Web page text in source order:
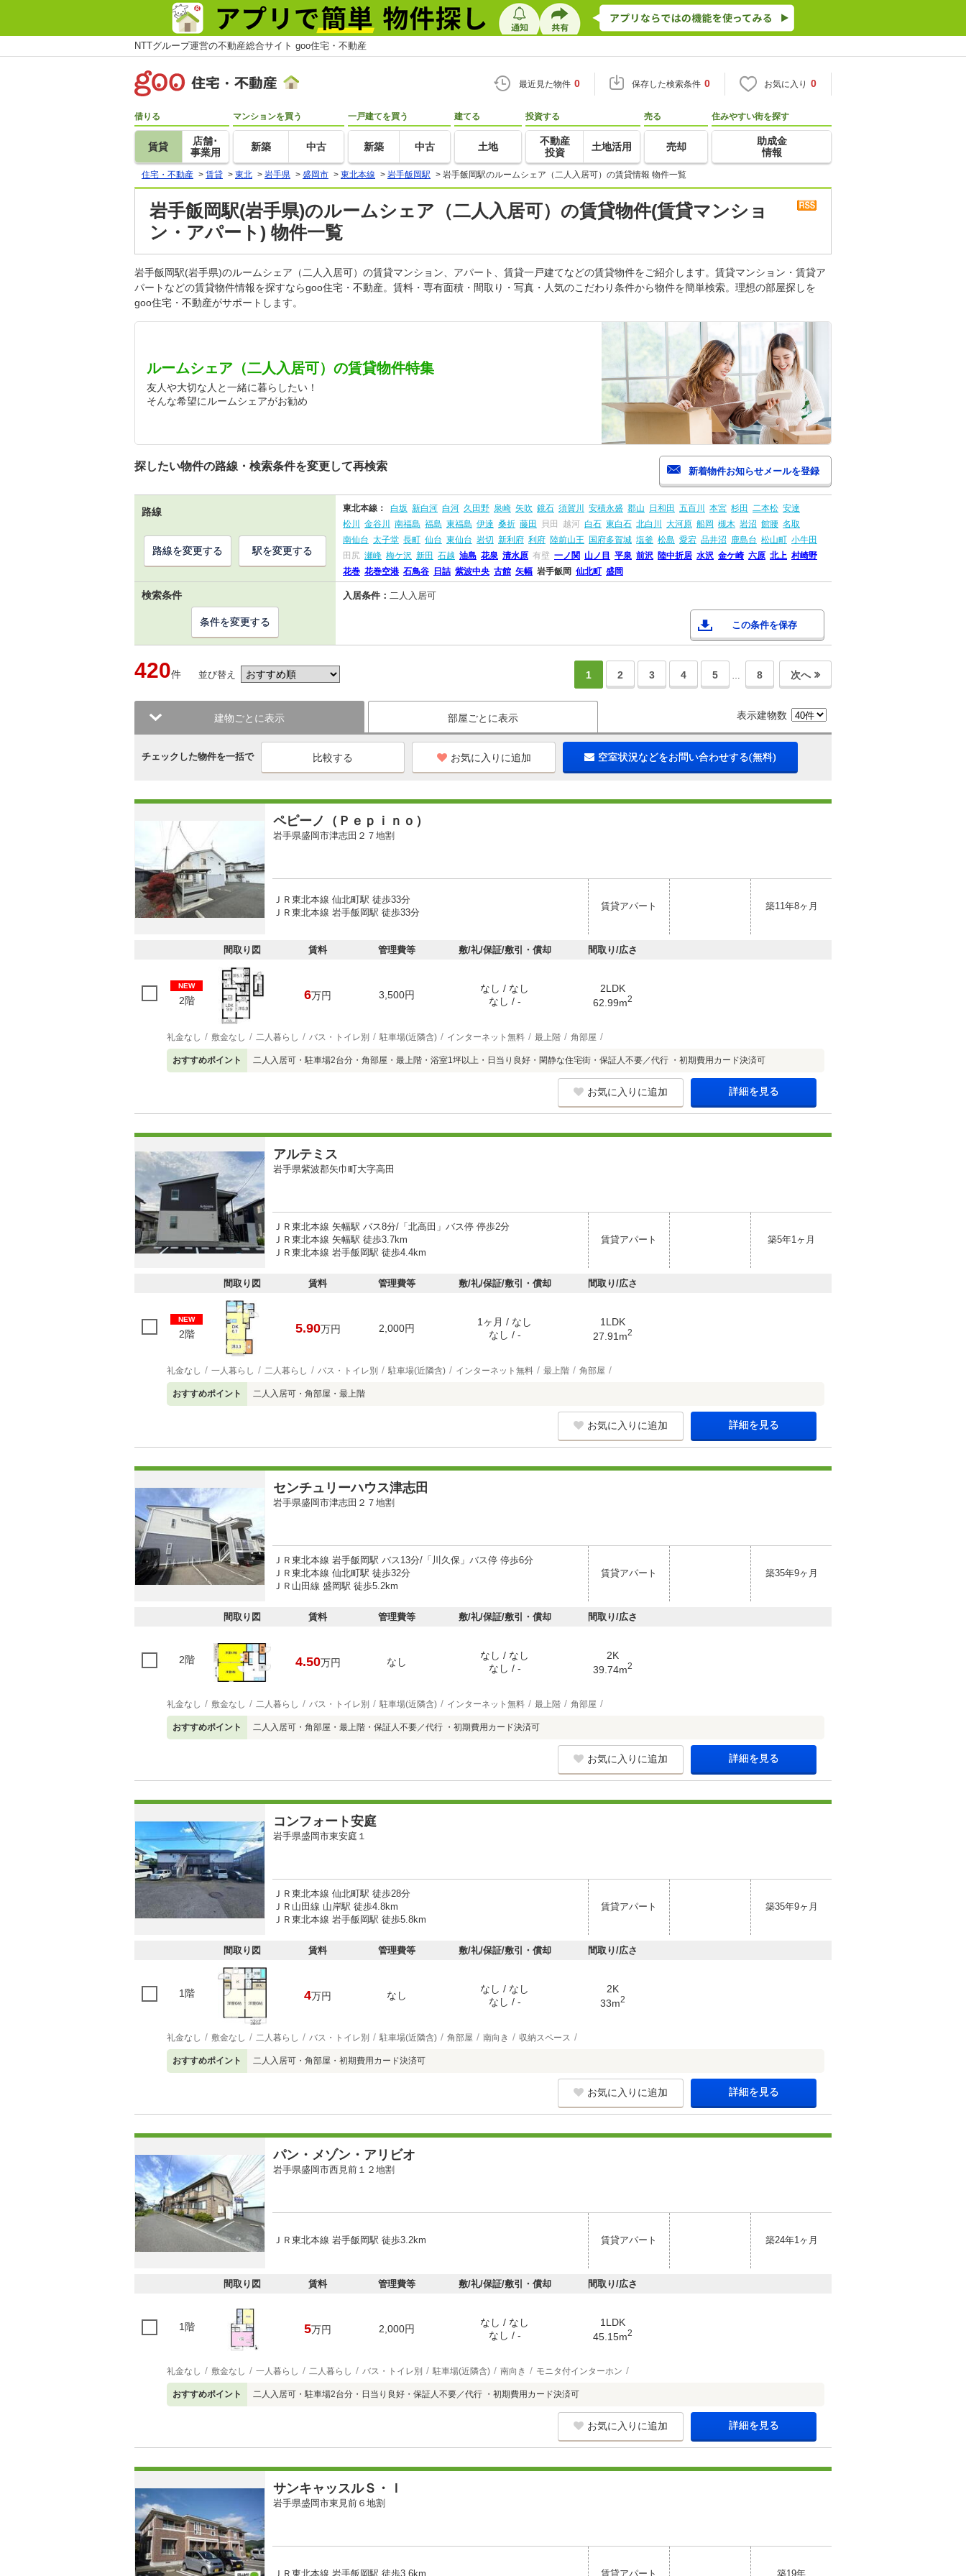
NTTグループ運営の不動産総合サイト goo住宅・不動産
最近見た物件 0 保存した検索条件 0 お気に入り 0
借りる
賃貸
店舗･
事業用
マンションを買う
新築 中古
一戸建てを買う
新築 中古
建てる
土地
投資する
不動産
投資
土地活用
売る
売却
住みやすい街を探す
助成金
情報
住宅・不動産 > 賃貸 > 東北 > 岩手県 > 盛岡市 > 東北本線 > 岩手飯岡駅 > 岩手飯岡駅のルームシェア（二人入居可）の賃貸情報 物件一覧
岩手飯岡駅(岩手県)のルームシェア（二人入居可）の賃貸物件(賃貸マンショ
ン・アパート) 物件一覧
岩手飯岡駅(岩手県)のルームシェア（二人入居可）の賃貸マンション、アパート、賃貸一戸建てなどの賃貸物件をご紹介します。賃貸マンション・賃貸ア
パートなどの賃貸物件情報を探すならgoo住宅・不動産。賃料・専有面積・間取り・写真・人気のこだわり条件から物件を簡単検索。理想の部屋探しを
goo住宅・不動産がサポートします。
ルームシェア（二人入居可）の賃貸物件特集
友人や大切な人と一緒に暮らしたい！
そんな希望にルームシェアがお勧め
探したい物件の路線・検索条件を変更して再検索
路線 東北本線： 白坂 新白河 白河 久田野 泉崎 矢吹 鏡石 須賀川 安積永盛 郡山 日和田 五百川 本宮 杉田 二本松 安達
松川
金谷川 南福島 福島 東福島 伊達 桑折 藤田 貝田 越河 白石 東白石 北白川 大河原 船岡 槻木 岩沼 館腰 名取
南仙台 太子堂 長町 仙台 東仙台 岩切 新利府 利府 陸前山王 国府多賀城 塩釜 松島 愛宕 品井沼 鹿島台 松山町 小牛田
田尻 瀬峰 梅ケ沢 新田 石越 油島 花泉 清水原 有壁 一ノ関 山ノ目 平泉 前沢 陸中折居 水沢 金ケ崎 六原 北上 村崎野
花巻 花巻空港 石鳥谷 日詰 紫波中央 古館 矢幅 岩手飯岡 仙北町 盛岡
路線を変更する 駅を変更する
検索条件 入居条件： 二人入居可
この条件を保存
条件を変更する
420件 並び替え 1 2 3 4 5 … 8 次へ
建物ごとに表示 部屋ごとに表示 表示建物数
チェックした物件を一括で お気に入りに追加 空室状況などをお問い合わせする(無料)
ペピーノ（Ｐｅｐｉｎｏ）
岩手県盛岡市津志田２７地割
ＪＲ東北本線 仙北町駅 徒歩33分
ＪＲ東北本線 岩手飯岡駅 徒歩33分
賃貸アパート 築11年8ヶ月
間取り図 賃料 管理費等 敷/礼/保証/敷引・償却 間取り/広さ
NEW
2階 6万円 3,500円
なし / なし
なし / -
2LDK
62.99m2
礼金なし 敷金なし 二人暮らし バス・トイレ別 駐車場(近隣含) インターネット無料 最上階 角部屋
おすすめポイント 二人入居可・駐車場2台分・角部屋・最上階・浴室1坪以上・日当り良好・閑静な住宅街・保証人不要／代行 ・初期費用カード決済可
お気に入りに追加 詳細を見る
アルテミス
岩手県紫波郡矢巾町大字高田
ＪＲ東北本線 矢幅駅 バス8分/「北高田」バス停 停歩2分
ＪＲ東北本線 矢幅駅 徒歩3.7km
ＪＲ東北本線 岩手飯岡駅 徒歩4.4km
賃貸アパート 築5年1ヶ月
間取り図 賃料 管理費等 敷/礼/保証/敷引・償却 間取り/広さ
NEW
2階 5.90万円 2,000円
1ヶ月 / なし
なし / -
1LDK
27.91m2
礼金なし 一人暮らし 二人暮らし バス・トイレ別 駐車場(近隣含) インターネット無料 最上階 角部屋
おすすめポイント 二人入居可・角部屋・最上階
お気に入りに追加 詳細を見る
センチュリーハウス津志田
岩手県盛岡市津志田２７地割
ＪＲ東北本線 岩手飯岡駅 バス13分/「川久保」バス停 停歩6分
ＪＲ東北本線 仙北町駅 徒歩32分
ＪＲ山田線 盛岡駅 徒歩5.2km
賃貸アパート 築35年9ヶ月
間取り図 賃料 管理費等 敷/礼/保証/敷引・償却 間取り/広さ
2階 4.50万円 なし
なし / なし
なし / -
2K
39.74m2
礼金なし 敷金なし 二人暮らし バス・トイレ別 駐車場(近隣含) インターネット無料 最上階 角部屋
おすすめポイント 二人入居可・角部屋・最上階・保証人不要／代行 ・初期費用カード決済可
お気に入りに追加 詳細を見る
コンフォート安庭
岩手県盛岡市東安庭１
ＪＲ東北本線 仙北町駅 徒歩28分
ＪＲ山田線 山岸駅 徒歩4.8km
ＪＲ東北本線 岩手飯岡駅 徒歩5.8km
賃貸アパート 築35年9ヶ月
間取り図 賃料 管理費等 敷/礼/保証/敷引・償却 間取り/広さ
1階 4万円 なし
なし / なし
なし / -
2K
33m2
礼金なし 敷金なし 二人暮らし バス・トイレ別 駐車場(近隣含) 角部屋 南向き 収納スペース
おすすめポイント 二人入居可・角部屋・初期費用カード決済可
お気に入りに追加 詳細を見る
パン・メゾン・アリビオ
岩手県盛岡市西見前１２地割
ＪＲ東北本線 岩手飯岡駅 徒歩3.2km 賃貸アパート 築24年1ヶ月
間取り図 賃料 管理費等 敷/礼/保証/敷引・償却 間取り/広さ
1階 5万円 2,000円
なし / なし
なし / -
1LDK
45.15m2
礼金なし 敷金なし 一人暮らし 二人暮らし バス・トイレ別 駐車場(近隣含) 南向き モニタ付インターホン
おすすめポイント 二人入居可・駐車場2台分・日当り良好・保証人不要／代行 ・初期費用カード決済可
お気に入りに追加 詳細を見る
サンキャッスルＳ・Ｉ
岩手県盛岡市東見前６地割
ＪＲ東北本線 岩手飯岡駅 徒歩3.6km 賃貸アパート 築19年